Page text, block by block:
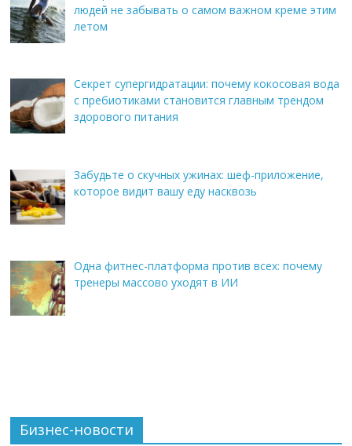
людей не забывать о самом важном креме этим
летом
Секрет супергидратации: почему кокосовая вода
с пребиотиками становится главным трендом
здорового питания
Забудьте о скучных ужинах: шеф-приложение,
которое видит вашу еду насквозь
Одна фитнес-платформа против всех: почему
тренеры массово уходят в ИИ
Бизнес-новости